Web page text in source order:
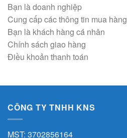
Bạn là doanh nghiệp
Cung cấp các thông tin mua hàng
Bạn là khách hàng cá nhân
Chính sách giao hàng
Điều khoản thanh toán
CÔNG TY TNHH KNS
MST: 3702856164